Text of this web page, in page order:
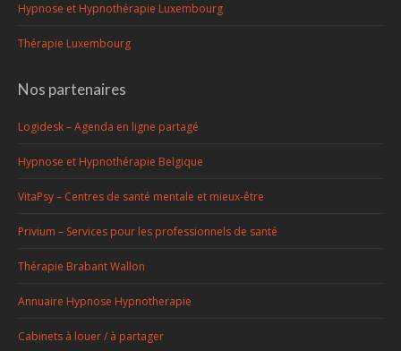
Hypnose et Hypnothérapie Luxembourg
Thérapie Luxembourg
Nos partenaires
Logidesk – Agenda en ligne partagé
Hypnose et Hypnothérapie Belgique
VitaPsy – Centres de santé mentale et mieux-être
Privium – Services pour les professionnels de santé
Thérapie Brabant Wallon
Annuaire Hypnose Hypnotherapie
Cabinets à louer / à partager